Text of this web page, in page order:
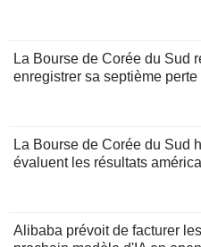
La Bourse de Corée du Sud
enregistrer sa septième
La Bourse de Corée du Sud
évaluent les résultats
Alibaba prévoit de facturer